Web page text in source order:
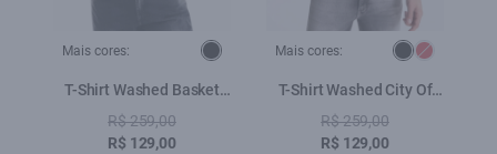
Mais cores:
T-Shirt Washed Basket
Champions Preto
R$ 259,00
R$ 129,00
Mais cores:
T-Shirt Washed City Of
Rock Preto
R$ 259,00
R$ 129,00